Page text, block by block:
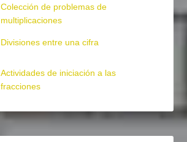
Colección de problemas de
multiplicaciones
Divisiones entre una cifra
Actividades de iniciación a las
fracciones